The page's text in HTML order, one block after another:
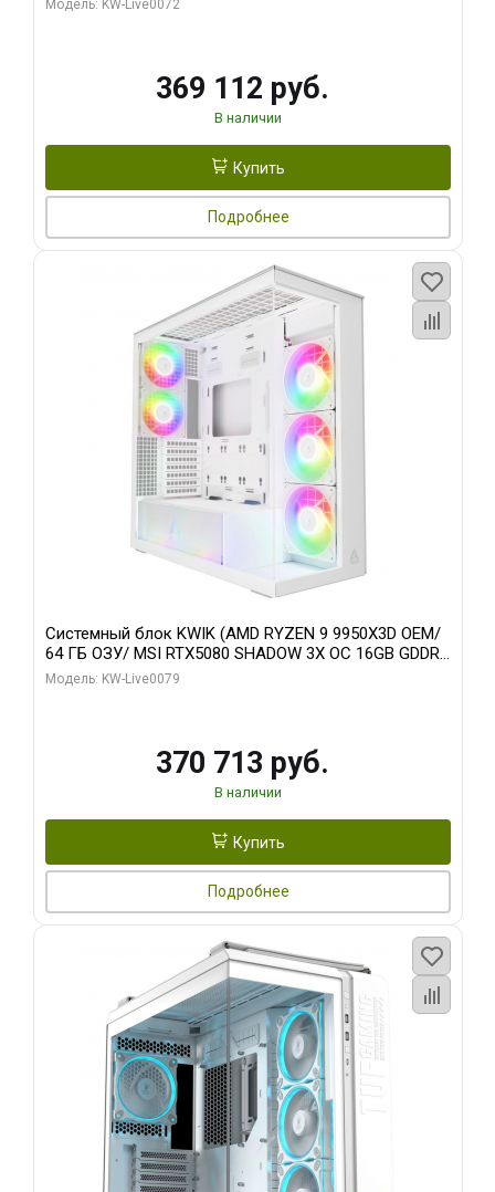
Модель: KW-Live0072
369 112 руб.
В наличии
Купить
Подробнее
Системный блок KWIK (AMD RYZEN 9 9950X3D OEM/
64 ГБ ОЗУ/ MSI RTX5080 SHADOW 3X OC 16GB GDDR7
256bit 3xDP HDMI/ 960 ГБ SSD)
Модель: KW-Live0079
370 713 руб.
В наличии
Купить
Подробнее